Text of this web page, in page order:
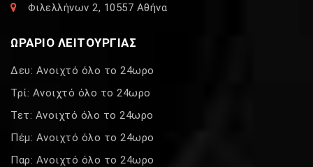
Φιλελλήνων 2, 10557 Αθήνα
ΩΡΑΡΙΟ ΛΕΙΤΟΥΡΓΙΑΣ
Δευ: Ανοιχτό όλο το 24ωρο
Τρί: Ανοιχτό όλο το 24ωρο
Τετ: Ανοιχτό όλο το 24ωρο
Πέμ: Ανοιχτό όλο το 24ωρο
Παρ: Ανοιχτό όλο το 24ωρο